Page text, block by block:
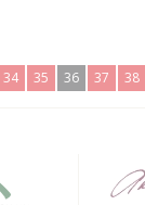
34 35 36 37 38